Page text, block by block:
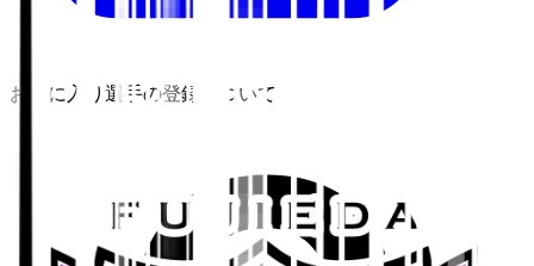
お気に入り選手の登録について